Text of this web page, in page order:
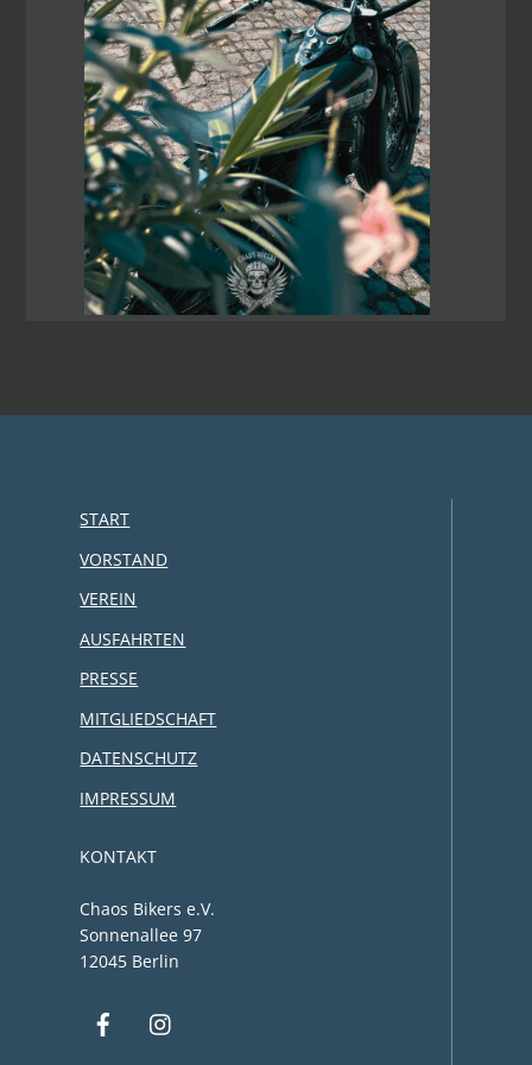
START
VORSTAND
VEREIN
AUSFAHRTEN
PRESSE
MITGLIEDSCHAFT
DATENSCHUTZ
IMPRESSUM
KONTAKT
Chaos Bikers e.V.
Sonnenallee 97
12045 Berlin